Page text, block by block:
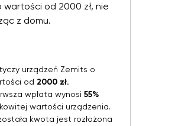
wartości od 2000 zł, nie
z domu.
urządzeń Zemits o
od 2000 zł.
wpłata wynosi 55%
wartości urządzenia.
kwota jest rozłożona